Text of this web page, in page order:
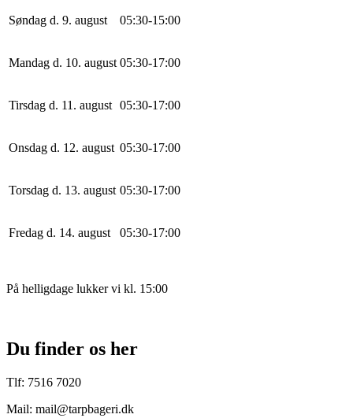
Søndag d. 9. august 05:30-15:00
Mandag d. 10. august 05:30-17:00
Tirsdag d. 11. august 05:30-17:00
Onsdag d. 12. august 05:30-17:00
Torsdag d. 13. august 05:30-17:00
Fredag d. 14. august 05:30-17:00
På helligdage lukker vi kl. 15:00
Du finder os her
Tlf: 7516 7020
Mail: mail@tarpbageri.dk